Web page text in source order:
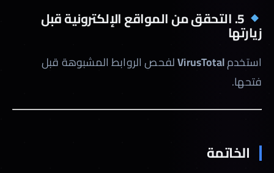
5. التحقق من المواقع الإلكترونية قبل
زيارتها
استخدمVirusTotalلفحص الروابط المشبوهة قبل
فتحها.
الخاتمة